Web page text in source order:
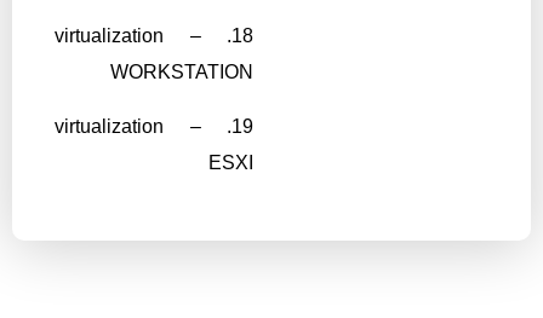
18. virtualization –
WORKSTATION
19. virtualization –
ESXI